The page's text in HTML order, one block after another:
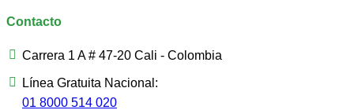
Contacto
Carrera 1 A # 47-20 Cali - Colombia
Línea Gratuita Nacional:
01 8000 514 020